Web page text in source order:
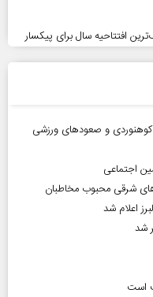
و صعودهای ورزشی
اجتماعی
شرقی محبوب مخاطبان
اعلام شد
شد
است